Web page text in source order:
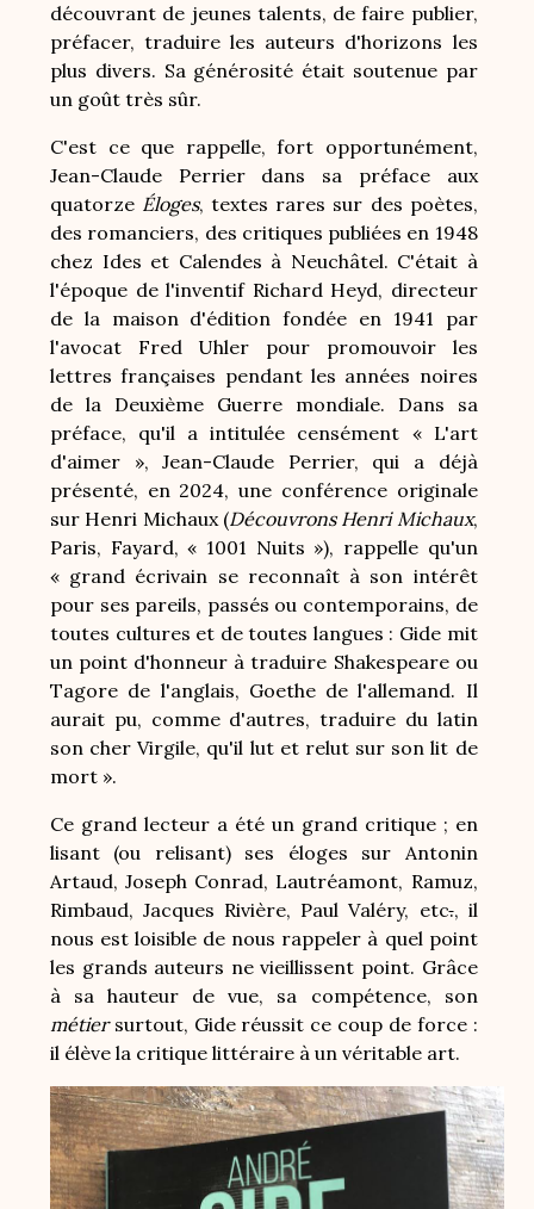
découvrant de jeunes talents, de faire publier,
préfacer, traduire les auteurs d'horizons les
plus divers. Sa générosité était soutenue par
un goût très sûr.
C'est ce que rappelle, fort opportunément,
Jean-Claude Perrier dans sa préface aux
quatorze Éloges, textes rares sur des poètes,
des romanciers, des critiques publiées en 1948
chez Ides et Calendes à Neuchâtel. C'était à
l'époque de l'inventif Richard Heyd, directeur
de la maison d'édition fondée en 1941 par
l'avocat Fred Uhler pour promouvoir les
lettres françaises pendant les années noires
de la Deuxième Guerre mondiale. Dans sa
préface, qu'il a intitulée censément « L'art
d'aimer », Jean-Claude Perrier, qui a déjà
présenté, en 2024, une conférence originale
sur Henri Michaux (Découvrons Henri Michaux,
Paris, Fayard, « 1001 Nuits »), rappelle qu'un
« grand écrivain se reconnaît à son intérêt
pour ses pareils, passés ou contemporains, de
toutes cultures et de toutes langues : Gide mit
un point d'honneur à traduire Shakespeare ou
Tagore de l'anglais, Goethe de l'allemand. Il
aurait pu, comme d'autres, traduire du latin
son cher Virgile, qu'il lut et relut sur son lit de
mort ».
Ce grand lecteur a été un grand critique ; en
lisant (ou relisant) ses éloges sur Antonin
Artaud, Joseph Conrad, Lautréamont, Ramuz,
Rimbaud, Jacques Rivière, Paul Valéry, etc., il
nous est loisible de nous rappeler à quel point
les grands auteurs ne vieillissent point. Grâce
à sa hauteur de vue, sa compétence, son
métiersurtout, Gide réussit ce coup de force :
il élève la critique littéraire à un véritable art.
Image